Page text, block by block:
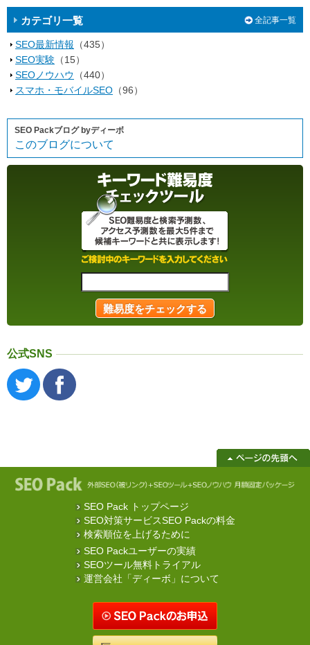
カテゴリ一覧 全記事一覧
SEO最新情報 （435）
SEO実験 （15）
SEOノウハウ
（440）
スマホ・モバイルSEO （96）
SEO Packブログ byディーボ
このブログについて
公式SNS
SEO Pack トップページ
SEO対策サービスSEO Packの料金
検索順位を上げるために
SEO Packユーザーの実績
SEOツール無料トライアル
運営会社「ディーボ」について